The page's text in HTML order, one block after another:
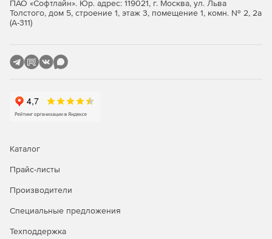
расточка цилиндрических, поверхностей, нарезание
Программирование станков швейцарского
типа. Изготовление деталей на автоматах
швейцарского типа.
Аддитивные и гибридные технологии в
станках, гибридной технологии на токарно-фрезерных
станках
Программирование машин 2D
ПАО «Софтлайн». Юр. адрес: 119021, г. Москва, ул. Льва
Толстого, дом 5, строение 1, этаж 3, помещение 1, комн. № 2, 2а
(А-311)
Каталог
Прайс-листы
Производители
Специальные предложения
Техподдержка